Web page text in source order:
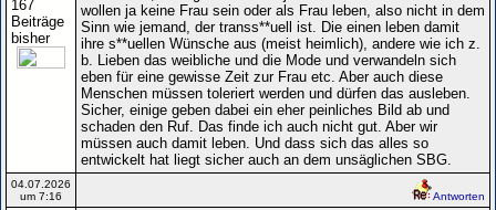
167
Beiträge
bisher
wollen ja keine Frau sein oder als Frau leben, also nicht in dem
Sinn wie jemand, der transs**uell ist. Die einen leben damit
ihre s**uellen Wünsche aus (meist heimlich), andere wie ich z.
b. Lieben das weibliche und die Mode und verwandeln sich
eben für eine gewisse Zeit zur Frau etc. Aber auch diese
Menschen müssen toleriert werden und dürfen das ausleben.
Sicher, einige geben dabei ein eher peinliches Bild ab und
schaden den Ruf. Das finde ich auch nicht gut. Aber wir
müssen auch damit leben. Und dass sich das alles so
entwickelt hat liegt sicher auch an dem unsäglichen SBG.
04.07.2026
um 7:16
Antworten